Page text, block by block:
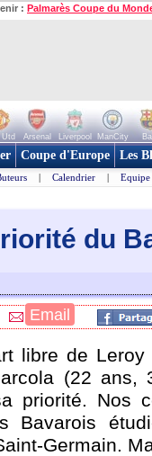
: Palmarès Coupe du
Utd Arsenal Liverpool ManCity
Coupe d'Europe Les
| Calendrier | Equipe
du
Email
libre de
(22 ans,
priorité. Nos
Bavarois
Germain.